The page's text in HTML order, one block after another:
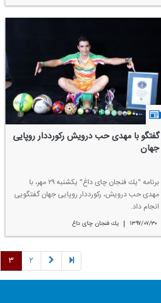
گفتگو با مهدی حب درویش ركورددار روپایی
جهان
برنامه "یك فنجان چای داغ" یكشنبه ۲۹ مهر، با
مهدی حب درویش، ركورددار روپایی جهان گفتگویی
انجام داد.
۱۳۹۷/۰۷/۳۰ | یك فنجان چای داغ
۲ ۳